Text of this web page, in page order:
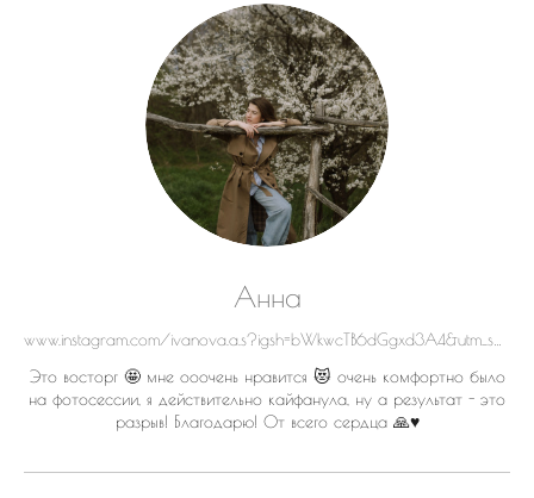
Анна
Это восторг 🤩 мне ооочень нравится 😻 очень комфортно было
на фотосессии, я действительно кайфанула, ну а результат - это
разрыв! Благодарю! От всего сердца 🙏♥️